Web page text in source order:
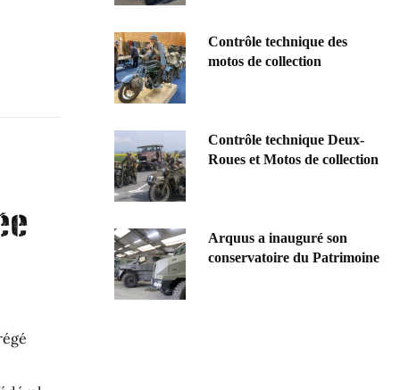
Contrôle technique des
motos de collection
Contrôle technique Deux-
Roues et Motos de collection
Arquus a inauguré son
conservatoire du Patrimoine